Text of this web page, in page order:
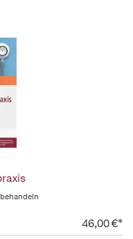
46,00 €*